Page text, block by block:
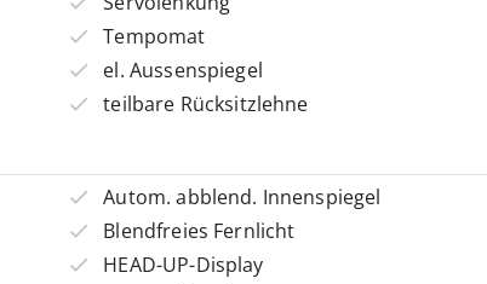
Tempomat
el. Aussenspiegel
teilbare Rücksitzlehne
Autom. abblend. Innenspiegel
Blendfreies Fernlicht
HEAD-UP-Display